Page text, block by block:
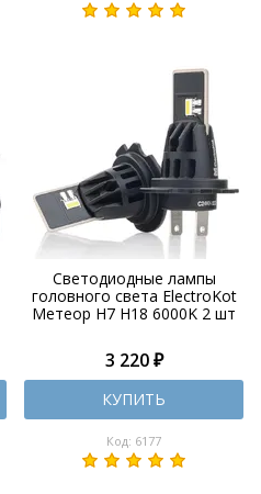
Светодиодные лампы
головного света ElectroKot
Метеор H7 H18 6000K 2 шт
3 220 ₽
КУПИТЬ
Код: 6177